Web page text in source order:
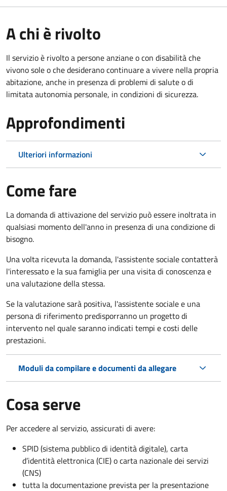
A chi è rivolto
Il servizio è rivolto a persone anziane o con disabilità che
vivono sole o che desiderano continuare a vivere nella propria
abitazione, anche in presenza di problemi di salute o di
limitata autonomia personale, in condizioni di sicurezza.
Approfondimenti
Ulteriori informazioni
Come fare
La domanda di attivazione del servizio può essere inoltrata in
qualsiasi momento dell'anno in presenza di una condizione di
bisogno.
Una volta ricevuta la domanda, l'assistente sociale contatterà
l'interessato e la sua famiglia per una visita di conoscenza e
una valutazione della stessa.
Se la valutazione sarà positiva, l'assistente sociale e una
persona di riferimento predisporranno un progetto di
intervento nel quale saranno indicati tempi e costi delle
prestazioni.
Moduli da compilare e documenti da allegare
Cosa serve
Per accedere al servizio, assicurati di avere:
SPID (sistema pubblico di identità digitale), carta
d’identità elettronica (CIE) o carta nazionale dei servizi
(CNS)
tutta la documentazione prevista per la presentazione